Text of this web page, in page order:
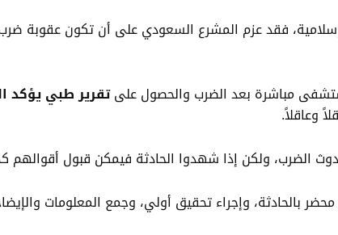
فقد عزم المشرع السعودي على أن تكون عقوبة
مباشرة بعد الضرب والحصول علىتقرير طبي يؤكد
وعاقلاً.
الضرب، ولكن إذا شهدوا الحادثة فيمكن قبول أقوالهم
بالحادثة، وإجراء تحقيق أولي، وجمع المعلومات